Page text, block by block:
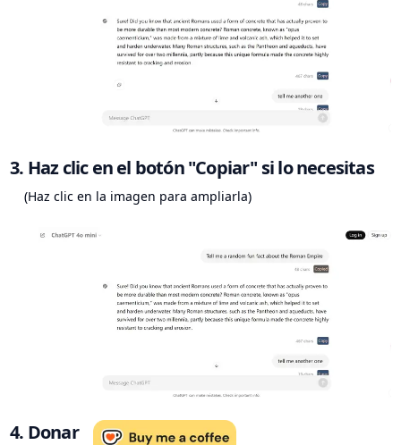
3. Haz clic en el botón "Copiar" si lo necesitas
(Haz clic en la imagen para ampliarla)
4. Donar